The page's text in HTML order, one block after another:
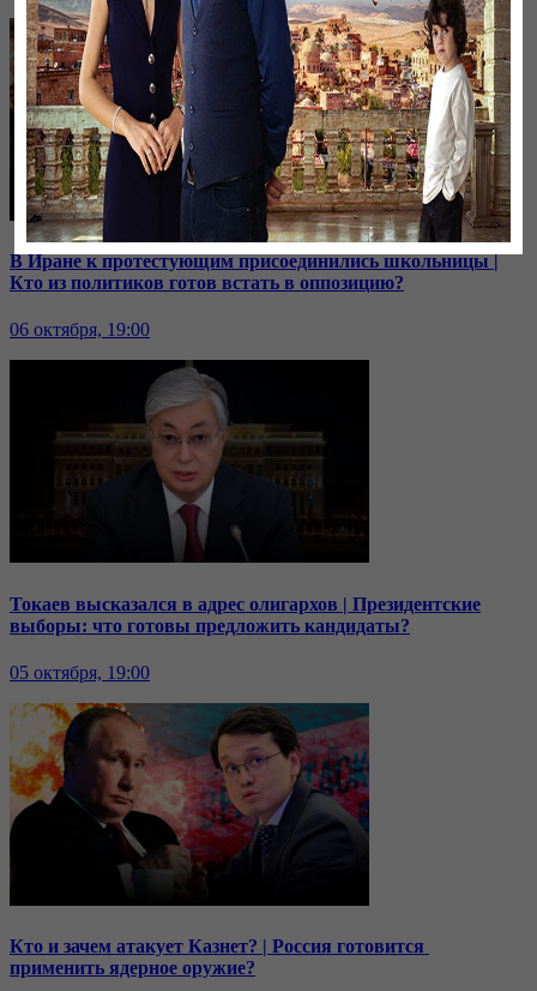
В Иране к протестующим присоединились школьницы |
Кто из политиков готов встать в оппозицию?
06 октября, 19:00
Токаев высказался в адрес олигархов | Президентские
выборы: что готовы предложить кандидаты?
05 октября, 19:00
Кто и зачем атакует Казнет? | Россия готовится
применить ядерное оружие?